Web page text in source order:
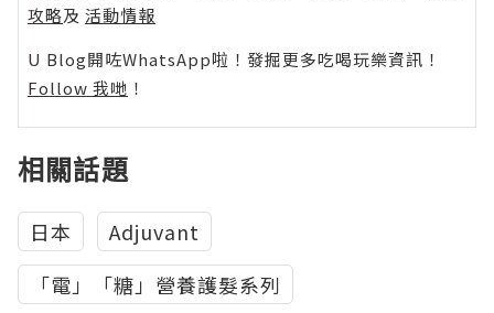
攻略及 活動情報
U Blog開咗WhatsApp啦！發掘更多吃喝玩樂資訊！
Follow 我哋 ！
相關話題
日本
Adjuvant
「電」「糖」營養護髮系列